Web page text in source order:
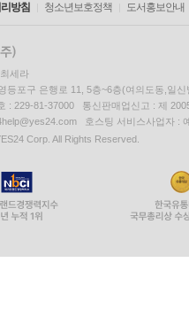
방침 청소년보호정책 도서홍보안내
세라
등포구 은행로 11, 5층~6층(여의도동,일신
: 229-81-37000 통신판매업신고 : 제
호스팅 서비스사업자 :
Corp. All Rights Reserved.